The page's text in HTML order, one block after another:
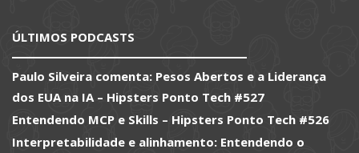
ÚLTIMOS PODCASTS
Paulo Silveira comenta: Pesos Abertos e a Liderança
dos EUA na IA – Hipsters Ponto Tech #527
Entendendo MCP e Skills – Hipsters Ponto Tech #526
Interpretabilidade e alinhamento: Entendendo o